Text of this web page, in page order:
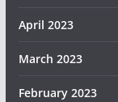
April 2023
March 2023
February 2023